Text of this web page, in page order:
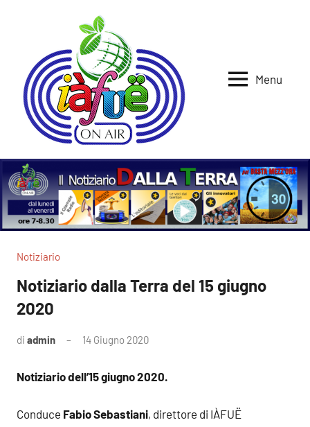
Iafue
Menu
Notiziario
Notiziario dalla Terra del 15 giugno
2020
di admin 14 Giugno 2020
Notiziario dell’15 giugno 2020.
Conduce Fabio Sebastiani, direttore di IÀFUË